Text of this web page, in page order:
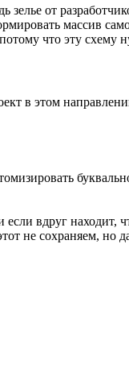
от
массив
что эту схему
в этом
вдруг находит,
не сохраняем, но